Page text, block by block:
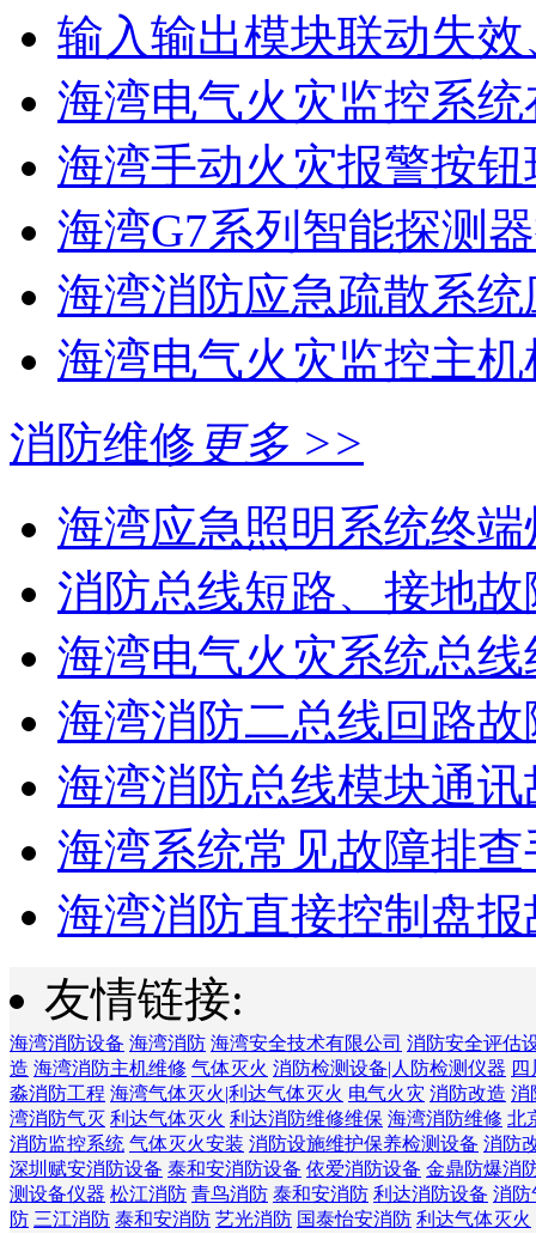
输入输出模块联动失
海湾电气火灾监控系统
海湾手动火灾报警按钮
海湾G7系列智能探测
海湾消防应急疏散系统
海湾电气火灾监控主
消防维修 更多 >>
海湾应急照明系统终端
消防总线短路、接地故
海湾电气火灾系统总线
海湾消防二总线回路故
海湾消防总线模块通讯
海湾系统常见故障排
海湾消防直接控制盘报
友情链接:
海湾消防设备 海湾消防 海湾安全技术有限公司 消防安全评估
造 海湾消防主机维修 气体灭火 消防检测设备|人防检测仪器
淼消防工程 海湾气体灭火|利达气体灭火 电气火灾 消防改造 消
湾消防气灭 利达气体灭火 利达消防维修维保 海湾消防维修 北
消防监控系统 气体灭火安装 消防设施维护保养检测设备 消防
深圳赋安消防设备 泰和安消防设备 依爱消防设备 金鼎防爆消
测设备仪器 松江消防 青鸟消防 泰和安消防 利达消防设备 消防
防 三江消防 泰和安消防 艺光消防 国泰怡安消防 利达气体灭火